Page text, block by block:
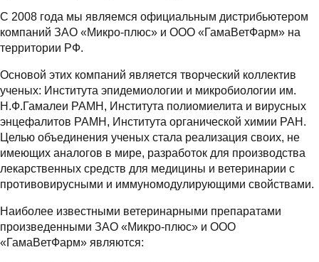
С 2008 года мы являемся официальным дистрибьютером
компаний ЗАО «Микро-плюс» и ООО «ГамаВетФарм» на
территории РФ.
Основой этих компаний является творческий коллектив
ученых: Института эпидемиологии и микробиологии им.
Н.Ф.Гамалеи РАМН, Института полиомиелита и вирусных
энцефалитов РАМН, Института органической химии РАН.
Целью объединения ученых стала реализация своих, не
имеющих аналогов в мире, разработок для производства
лекарственных средств для медицины и ветеринарии с
противовирусными и иммуномодулирующими свойствами.
Наиболее известными ветеринарными препаратами
произведенными ЗАО «Микро-плюс» и ООО
«ГамаВетФарм» являются: